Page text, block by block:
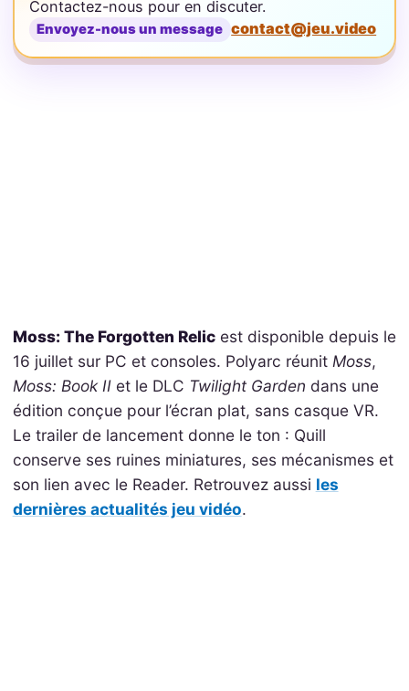
Contactez-nous pour en discuter.
Envoyez-nous un message contact@jeu.video
Moss: The Forgotten Relicest disponible depuis le
16 juillet sur PC et consoles. Polyarc réunit Moss,
Moss: Book IIet le DLC Twilight Garden dans une
édition conçue pour l’écran plat, sans casque VR.
Le trailer de lancement donne le ton : Quill
conserve ses ruines miniatures, ses mécanismes et
son lien avec le Reader. Retrouvez aussi les
dernières actualités jeu vidéo.